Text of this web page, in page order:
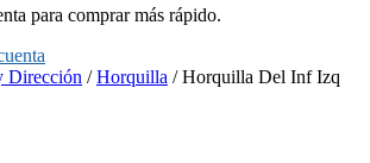
para comprar más rápido.
Dirección /Horquilla /Horquilla Del Inf Izq